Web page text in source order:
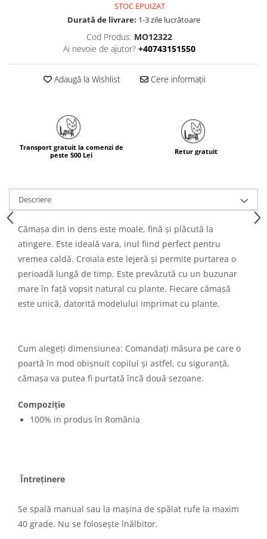
STOC EPUIZAT
Durată de livrare: 1-3 zile lucrătoare
Cod Produs: MO12322
Ai nevoie de ajutor? +40743151550
Adaugă la Wishlist Cere informații
Transport gratuit la comenzi de
peste 500 Lei
Retur gratuit
Descriere
Cămașa din in dens este moale, fină și plăcută la
atingere. Este ideală vara, inul fiind perfect pentru
vremea caldă. Croiala este lejeră și permite purtarea o
perioadă lungă de timp. Este prevăzută cu un buzunar
mare în față vopsit natural cu plante. Fiecare cămașă
este unică, datorită modelului imprimat cu plante.
Cum alegeți dimensiunea: Comandați măsura pe care o
poartă în mod obișnuit copilul și astfel, cu siguranță,
cămașa va putea fi purtată încă două sezoane.
Compoziție
100% in produs în România
Întreținere
Se spală manual sau la mașina de spălat rufe la maxim
40 grade. Nu se folosește înălbitor.